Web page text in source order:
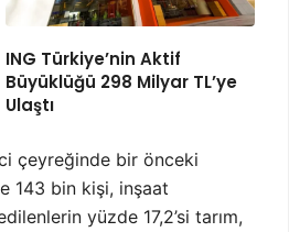
ING Türkiye’nin Aktif
Büyüklüğü 298 Milyar TL’ye
Ulaştı
çeyreğinde bir önceki
143 bin kişi, inşaat
yüzde 17,2’si tarım,